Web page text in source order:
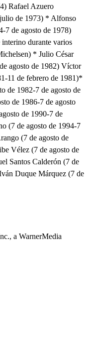
Rafael Azuero
de 1973) * Alfonso
7 de agosto de 1978)
durante varios
* Julio César
agosto de 1982) Víctor
11 de febrero de 1981)*
de 1982-7 de agosto de
de 1986-7 de agosto
de 1990-7 de
(7 de agosto de 1994-7
(7 de agosto de
Vélez (7 de agosto de
Santos Calderón (7 de
Duque Márquez (7 de
a WarnerMedia